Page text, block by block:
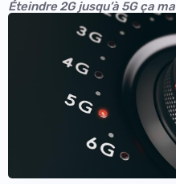
Éteindre 2G jusqu’à 5G ça